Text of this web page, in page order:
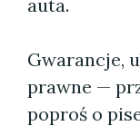
auta.
Gwarancje,
prawne —
poproś o